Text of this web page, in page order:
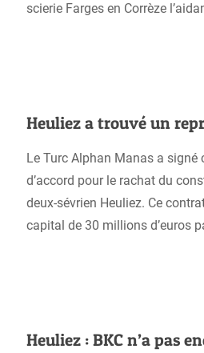
scierie Farges en Corrèze
Heuliez a trouvé un
Le Turc Alphan Manas a signé
d’accord pour le rachat du
deux-sévrien Heuliez. Ce
capital de 30 millions d’euros
Heuliez : BKC n’a pas